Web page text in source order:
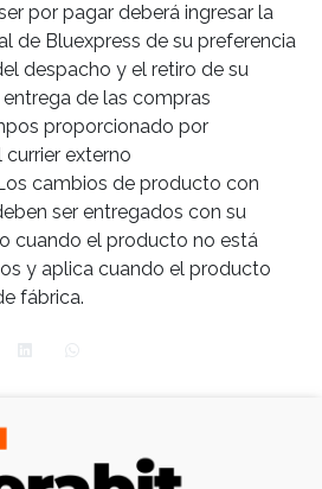
por pagar deberá ingresar la
de Bluexpress de su preferencia
despacho y el retiro de su
de las compras
proporcionado por
currier externo
cambios de producto con
ser entregados con su
cuando el producto no está
y aplica cuando el producto
fábrica.